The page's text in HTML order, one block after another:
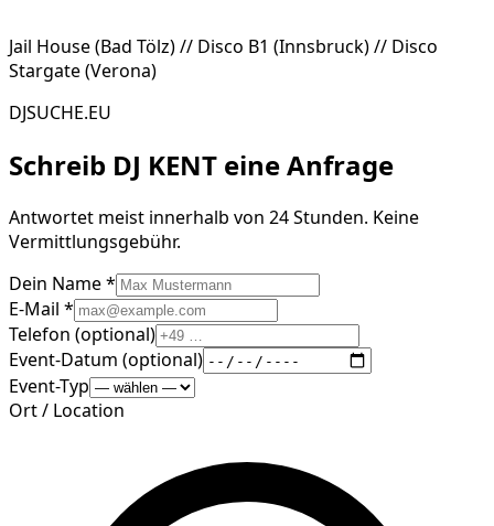
Jail House (Bad Tölz) // Disco B1 (Innsbruck) // Disco
Stargate (Verona)
DJSUCHE.EU
Schreib DJ KENT eine Anfrage
Antwortet meist innerhalb von 24 Stunden. Keine
Vermittlungsgebühr.
Dein Name *
E-Mail *
Telefon (optional)
Event-Datum (optional)
Event-Typ
Ort / Location